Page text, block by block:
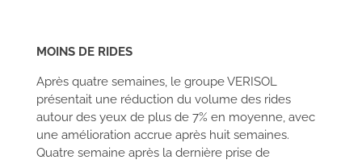
MOINS DE RIDES
Après quatre semaines, le groupe VERISOL
présentait une réduction du volume des rides
autour des yeux de plus de 7% en moyenne, avec
une amélioration accrue après huit semaines.
Quatre semaine après la dernière prise de